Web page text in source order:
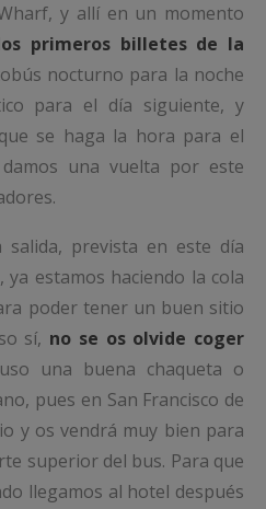
y allí en un momento
primeros billetes de la
nocturno para la noche
para el día siguiente, y
se haga la hora para el
una vuelta por este
prevista en este día
ya estamos haciendo la cola
poder tener un buen sitio
sí, no se os olvide coger
una buena chaqueta o
pues en San Francisco de
y os vendrá muy bien para
superior del bus. Para que
llegamos al hotel después